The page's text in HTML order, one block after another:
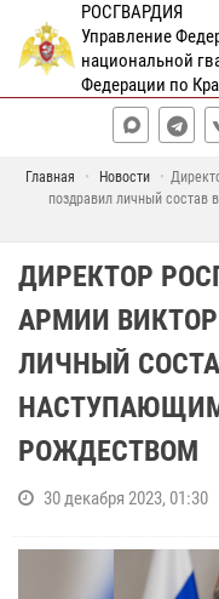
РОСГВАРДИЯ
Управление
национальной
Федерации по
Главная Новости
поздравил личный
ДИРЕКТОР
АРМИИ
ЛИЧНЫЙ
РОЖДЕСТВОМ
30 декабря 2023, 01:30